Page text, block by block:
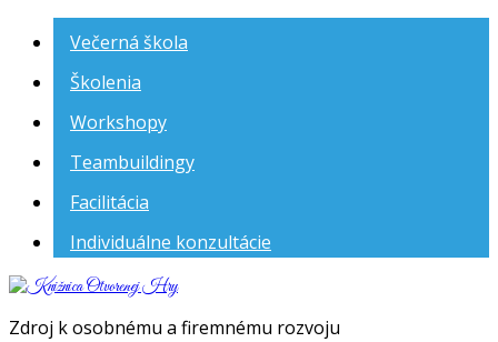
Večerná škola
Školenia
Workshopy
Teambuildingy
Facilitácia
Individuálne konzultácie
Knižnica
Hry
Zdroj k osobnému a firemnému rozvoju